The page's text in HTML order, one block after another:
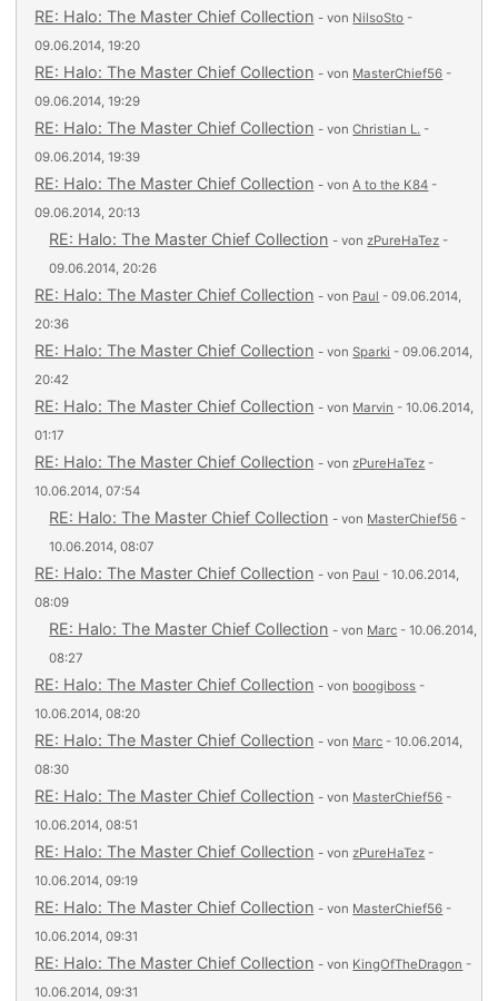
RE: Halo: The Master Chief Collection - von NilsoSto -
09.06.2014, 19:20
RE: Halo: The Master Chief Collection - von MasterChief56 -
09.06.2014, 19:29
RE: Halo: The Master Chief Collection - vonChristian L. -
09.06.2014, 19:39
RE: Halo: The Master Chief Collection - vonA to the K84 -
09.06.2014, 20:13
RE: Halo: The Master Chief Collection - vonzPureHaTez -
09.06.2014, 20:26
RE: Halo: The Master Chief Collection - von Paul - 09.06.2014,
20:36
RE: Halo: The Master Chief Collection - vonSparki - 09.06.2014,
20:42
RE: Halo: The Master Chief Collection - von Marvin - 10.06.2014,
01:17
RE: Halo: The Master Chief Collection - vonzPureHaTez -
10.06.2014, 07:54
RE: Halo: The Master Chief Collection - von MasterChief56 -
10.06.2014, 08:07
RE: Halo: The Master Chief Collection - von Paul - 10.06.2014,
08:09
RE: Halo: The Master Chief Collection - von Marc - 10.06.2014,
08:27
RE: Halo: The Master Chief Collection - von boogiboss -
10.06.2014, 08:20
RE: Halo: The Master Chief Collection - von Marc - 10.06.2014,
08:30
RE: Halo: The Master Chief Collection - von MasterChief56 -
10.06.2014, 08:51
RE: Halo: The Master Chief Collection - vonzPureHaTez -
10.06.2014, 09:19
RE: Halo: The Master Chief Collection - von MasterChief56 -
10.06.2014, 09:31
RE: Halo: The Master Chief Collection - von KingOfTheDragon -
10.06.2014, 09:31